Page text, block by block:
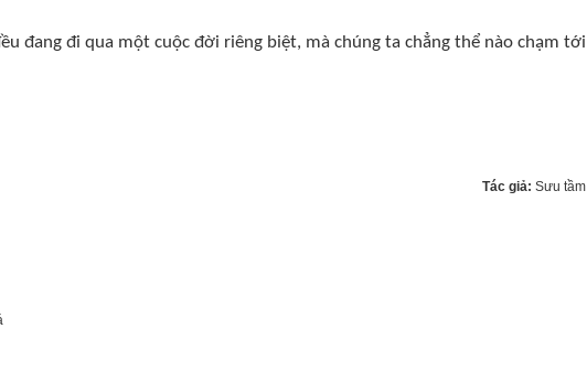
đang đi qua một cuộc đời riêng biệt, mà chúng ta chẳng thể nào chạm tới
Tác giả: Sưu tầm